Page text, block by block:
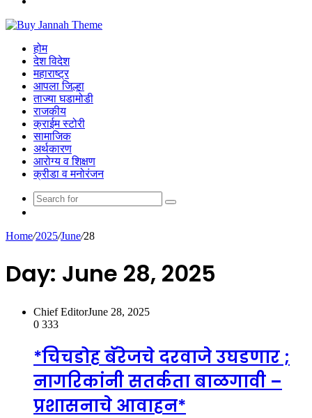
होम
देश विदेश
महाराष्ट्र
आपला जिल्हा
ताज्या घडामोडी
राजकीय
क्राईम स्टोरी
सामाजिक
अर्थकारण
आरोग्य व शिक्षण
क्रीडा व मनोरंजन
Search
Home/2025/June/28
Day: June 28, 2025
Chief EditorJune 28, 2025
0 333
*चिचडोह बॅरेजचे दरवाजे उघडणार ;
नागरिकांनी सतर्कता बाळगावी –
प्रशासनाचे आवाहन*